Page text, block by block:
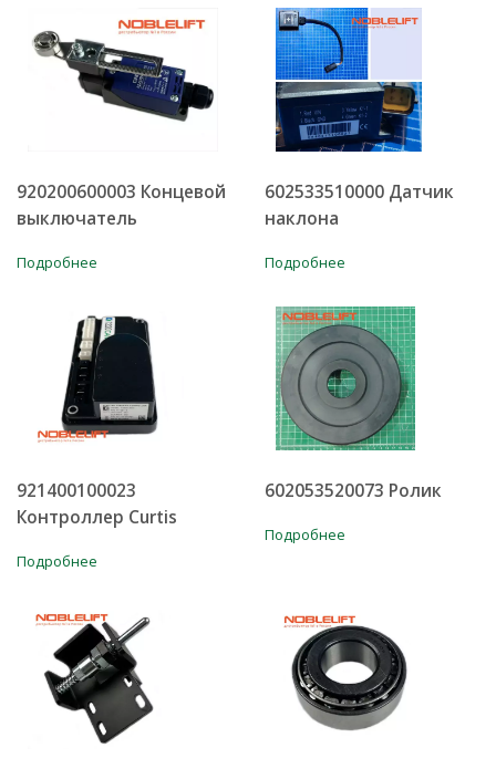
920200600003 Концевой
выключатель
Подробнее
602533510000 Датчик
наклона
Подробнее
921400100023
Контроллер Curtis
Подробнее
602053520073 Ролик
Подробнее